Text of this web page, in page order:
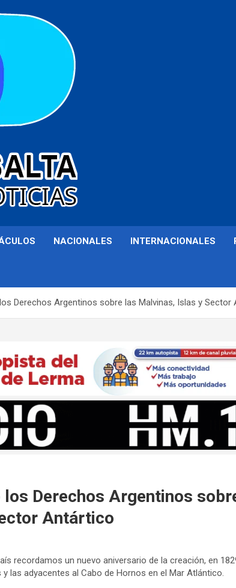
NACIONALES INTERNACIONALES
Derechos Argentinos sobre las Malvinas, Islas y Sector
los Derechos Argentinos
Antártico
recordamos un nuevo aniversario de la creación, en
las adyacentes al Cabo de Hornos en el Mar Atlántico.